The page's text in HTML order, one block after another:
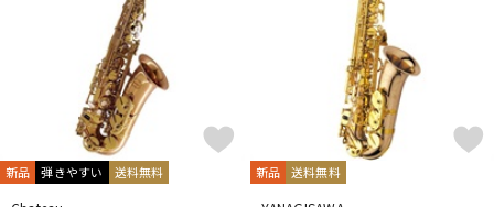
新品 弾きやすい 送料無料 新品 送料無料